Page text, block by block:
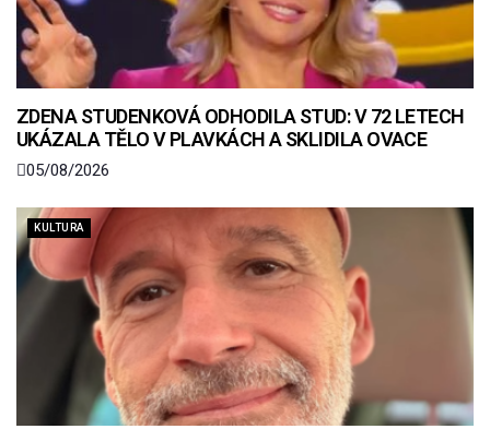
ZDENA STUDENKOVÁ ODHODILA STUD: V 72 LETECH
UKÁZALA TĚLO V PLAVKÁCH A SKLIDILA OVACE
05/08/2026
KULTURA